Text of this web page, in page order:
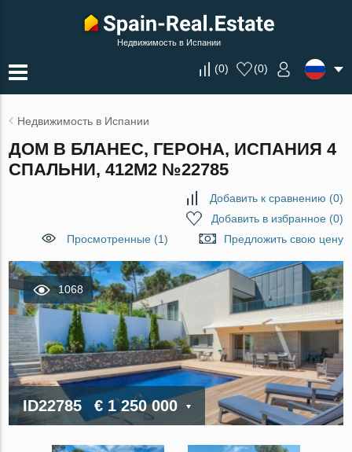
Недвижимость в Испании
(0) (0)
Недвижимость в Испании
ДОМ В БЛАНЕС, ГЕРОНА, ИСПАНИЯ 4
СПАЛЬНИ, 412М2 №22785
Добавить к сравнению (0)
Добавить в избранное(0)
Просмотренные (1)
Предложить свою цену
1068
ID22785 € 1 250 000